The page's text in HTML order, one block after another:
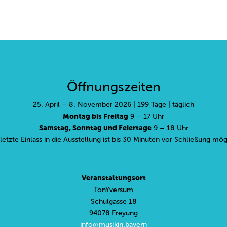
Öffnungszeiten
25. April – 8. November 2026 | 199 Tage | täglich
Montag bis Freitag 9 – 17 Uhr
Samstag, Sonntag und Feiertage9 – 18 Uhr
Einlass in die Ausstellung ist bis 30 Minuten vor Schließung
Veranstaltungsort
TonYversum
Schulgasse 18
94078 Freyung
info@musikin.bayern